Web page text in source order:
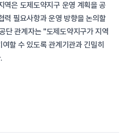
역은 도제도약지구 운영 계획을 공
력 필요사항과 운영 방향을 논의할
단 관계자는 "도제도약지구가 지역
할 수 있도록 관계기관과 긴밀히